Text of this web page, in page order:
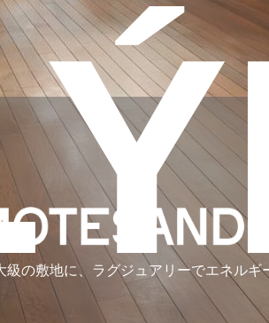
級の敷地に、ラグジュアリーでエネル